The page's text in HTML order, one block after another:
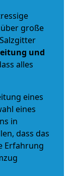
große
und
alles
eines
eines
in
dass das
Erfahrung